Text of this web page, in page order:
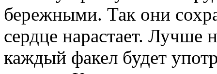
бережными. Так они
сердце нарастает. Лучше
каждый факел будет